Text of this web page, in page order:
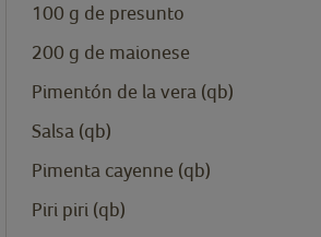
100 g de presunto
200 g de maionese
Pimentón de la vera (qb)
Salsa (qb)
Pimenta cayenne (qb)
Piri piri (qb)